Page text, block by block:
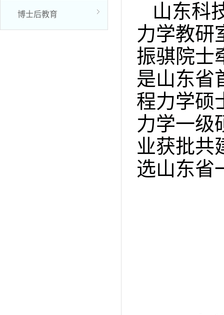
博士后教育
山东科
力学教研
振骐院士
是山东省
程力学硕
力学一级
业获批共
选山东省